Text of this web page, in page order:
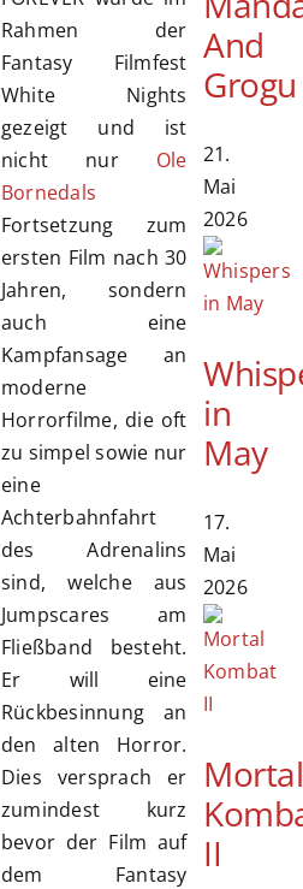
Rahmen der
Fantasy Filmfest
White Nights
gezeigt und ist
nicht nur Ole
Bornedals
Fortsetzung zum
ersten Film nach 30
Jahren, sondern
auch eine
Kampfansage an
moderne
Horrorfilme, die oft
zu simpel sowie nur
eine
Achterbahnfahrt
des Adrenalins
sind, welche aus
Jumpscares am
Fließband besteht.
Er will eine
Rückbesinnung an
den alten Horror.
Dies versprach er
zumindest kurz
bevor der Film auf
dem Fantasy
And
Grogu
21.
Mai
2026
in
May
17.
Mai
2026
Mortal
II